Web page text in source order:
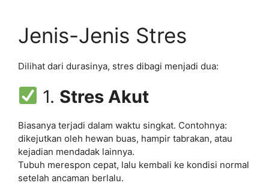
Jenis-Jenis Stres
Dilihat dari durasinya, stres dibagi menjadi dua:
1. Stres Akut
Biasanya terjadi dalam waktu singkat. Contohnya:
dikejutkan oleh hewan buas, hampir tabrakan, atau
kejadian mendadak lainnya.
Tubuh merespon cepat, lalu kembali ke kondisi normal
setelah ancaman berlalu.